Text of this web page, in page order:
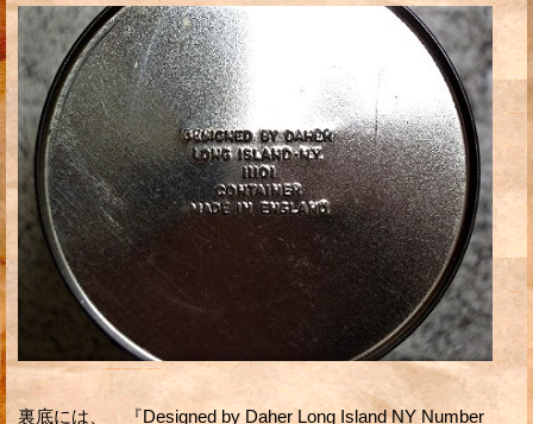
裏底には、 『Designed by Daher Long Island NY Number